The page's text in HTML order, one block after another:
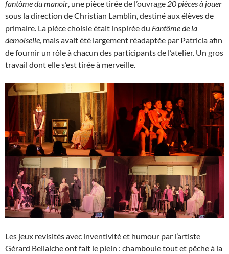
fantôme du manoir, une pièce tirée de l’ouvrage 20 pièces à jouer
sous la direction de Christian Lamblin, destiné aux élèves de
primaire. La pièce choisie était inspirée du Fantôme de la
demoiselle, mais avait été largement réadaptée par Patricia afin
de fournir un rôle à chacun des participants de l’atelier. Un gros
travail dont elle s’est tirée à merveille.
Les jeux revisités avec inventivité et humour par l’artiste
Gérard Bellaiche ont fait le plein : chamboule tout et pêche à la